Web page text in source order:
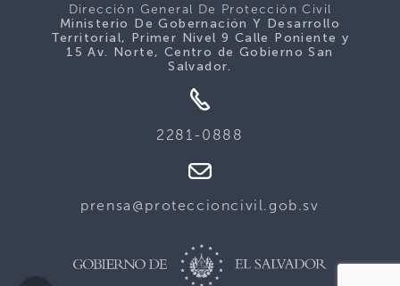
Dirección General De Protección Civil
Ministerio De Gobernación Y Desarrollo
Territorial, Primer Nivel 9 Calle Poniente y
15 Av. Norte, Centro de Gobierno San
Salvador.
2281-0888
prensa@proteccioncivil.gob.sv